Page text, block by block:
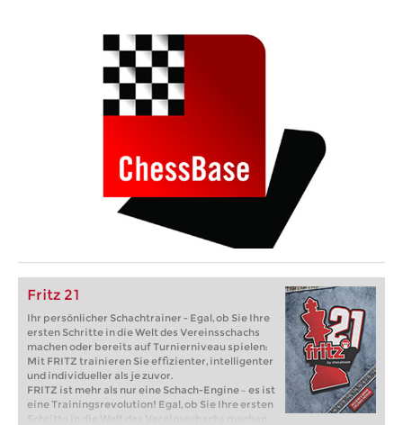
Fritz 21
Ihr persönlicher Schachtrainer - Egal, ob Sie Ihre
ersten Schritte in die Welt des Vereinsschachs
machen oder bereits auf Turnierniveau spielen:
Mit FRITZ trainieren Sie effizienter, intelligenter
und individueller als je zuvor.
FRITZ ist mehr als nur eine Schach-Engine – es ist
eine Trainingsrevolution! Egal, ob Sie Ihre ersten
Schritte in die Welt des Vereinsschachs machen